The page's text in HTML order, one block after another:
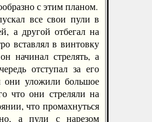
с этим планом.
все свои пули в
а другой отбегал на
вставлял в винтовку
начинал стрелять, а
отступал за его
они уложили большое
что они стреляли на
что промахнуться
а пули с нарезом